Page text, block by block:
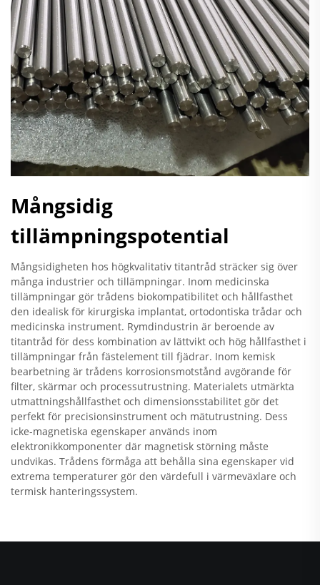
Mångsidig
tillämpningspotential
Mångsidigheten hos högkvalitativ titantråd sträcker sig över
många industrier och tillämpningar. Inom medicinska
tillämpningar gör trådens biokompatibilitet och hållfasthet
den idealisk för kirurgiska implantat, ortodontiska trådar och
medicinska instrument. Rymdindustrin är beroende av
titantråd för dess kombination av lättvikt och hög hållfasthet i
tillämpningar från fästelement till fjädrar. Inom kemisk
bearbetning är trådens korrosionsmotstånd avgörande för
filter, skärmar och processutrustning. Materialets utmärkta
utmattningshållfasthet och dimensionsstabilitet gör det
perfekt för precisionsinstrument och mätutrustning. Dess
icke-magnetiska egenskaper används inom
elektronikkomponenter där magnetisk störning måste
undvikas. Trådens förmåga att behålla sina egenskaper vid
extrema temperaturer gör den värdefull i värmeväxlare och
termisk hanteringssystem.